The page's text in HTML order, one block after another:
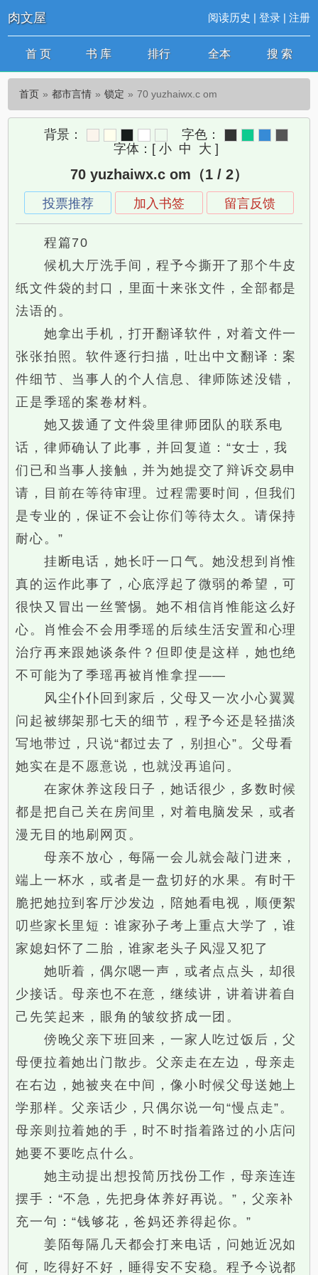
肉文屋 阅读历史 | 登录| 注册
首 页 书 库 排行 全本 搜 索
首页 都市言情 锁定 70 yuzhaiwx.c om
背景：
字色：
字体： [ 小 中 大 ]
70 yuzhaiwx.c om（1 / 2）
投票推荐 加入书签 留言反馈
程篇70
候机大厅洗手间，程予今撕开了那个牛皮
纸文件袋的封口，里面十来张文件，全部都是
法语的。
她拿出手机，打开翻译软件，对着文件一
张张拍照。软件逐行扫描，吐出中文翻译：案
件细节、当事人的个人信息、律师陈述没错，
正是季瑶的案卷材料。
她又拨通了文件袋里律师团队的联系电
话，律师确认了此事，并回复道：“女士，我
们已和当事人接触，并为她提交了辩诉交易申
请，目前在等待审理。过程需要时间，但我们
是专业的，保证不会让你们等待太久。请保持
耐心。”
挂断电话，她长吁一口气。她没想到肖惟
真的运作此事了，心底浮起了微弱的希望，可
很快又冒出一丝警惕。她不相信肖惟能这么好
心。肖惟会不会用季瑶的后续生活安置和心理
治疗再来跟她谈条件？但即使是这样，她也绝
不可能为了季瑶再被肖惟拿捏——
风尘仆仆回到家后，父母又一次小心翼翼
问起被绑架那七天的细节，程予今还是轻描淡
写地带过，只说“都过去了，别担心”。父母看
她实在是不愿意说，也就没再追问。
在家休养这段日子，她话很少，多数时候
都是把自己关在房间里，对着电脑发呆，或者
漫无目的地刷网页。
母亲不放心，每隔一会儿就会敲门进来，
端上一杯水，或者是一盘切好的水果。有时干
脆把她拉到客厅沙发边，陪她看电视，顺便絮
叨些家长里短：谁家孙子考上重点大学了，谁
家媳妇怀了二胎，谁家老头子风湿又犯了
她听着，偶尔嗯一声，或者点点头，却很
少接话。母亲也不在意，继续讲，讲着讲着自
己先笑起来，眼角的皱纹挤成一团。
傍晚父亲下班回来，一家人吃过饭后，父
母便拉着她出门散步。父亲走在左边，母亲走
在右边，她被夹在中间，像小时候父母送她上
学那样。父亲话少，只偶尔说一句“慢点走”。
母亲则拉着她的手，时不时指着路过的小店问
她要不要吃点什么。
她主动提出想投简历找份工作，母亲连连
摆手：“不急，先把身体养好再说。”，父亲补
充一句：“钱够花，爸妈还养得起你。”
姜陌每隔几天都会打来电话，问她近况如
何，吃得好不好，睡得安不安稳。程予今说都